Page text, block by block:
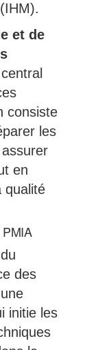
et de
consiste
les
en
qualité
des
initie les